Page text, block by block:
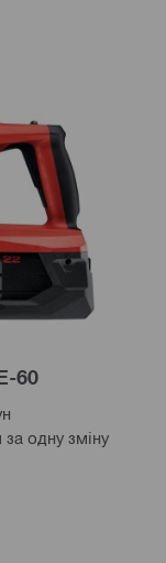
60
одну зміну